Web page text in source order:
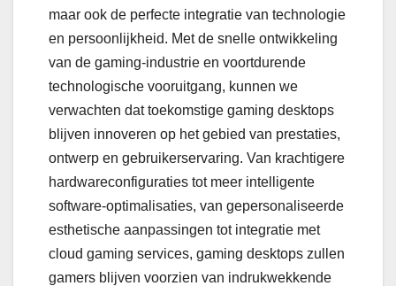
maar ook de perfecte integratie van technologie
en persoonlijkheid. Met de snelle ontwikkeling
van de gaming-industrie en voortdurende
technologische vooruitgang, kunnen we
verwachten dat toekomstige gaming desktops
blijven innoveren op het gebied van prestaties,
ontwerp en gebruikerservaring. Van krachtigere
hardwareconfiguraties tot meer intelligente
software-optimalisaties, van gepersonaliseerde
esthetische aanpassingen tot integratie met
cloud gaming services, gaming desktops zullen
gamers blijven voorzien van indrukwekkende